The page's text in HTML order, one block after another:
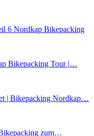
6 Nordkap Bikepacking
Bikepacking Tour |…
| Bikepacking Nordkap…
zum…